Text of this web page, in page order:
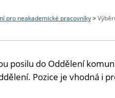
Knihovna
Programy s
Studující se
Vědecké ceny a
Mimofakultní
pro neakademické pracovníky>
posilu do Oddělení
Pozice je vhodná i